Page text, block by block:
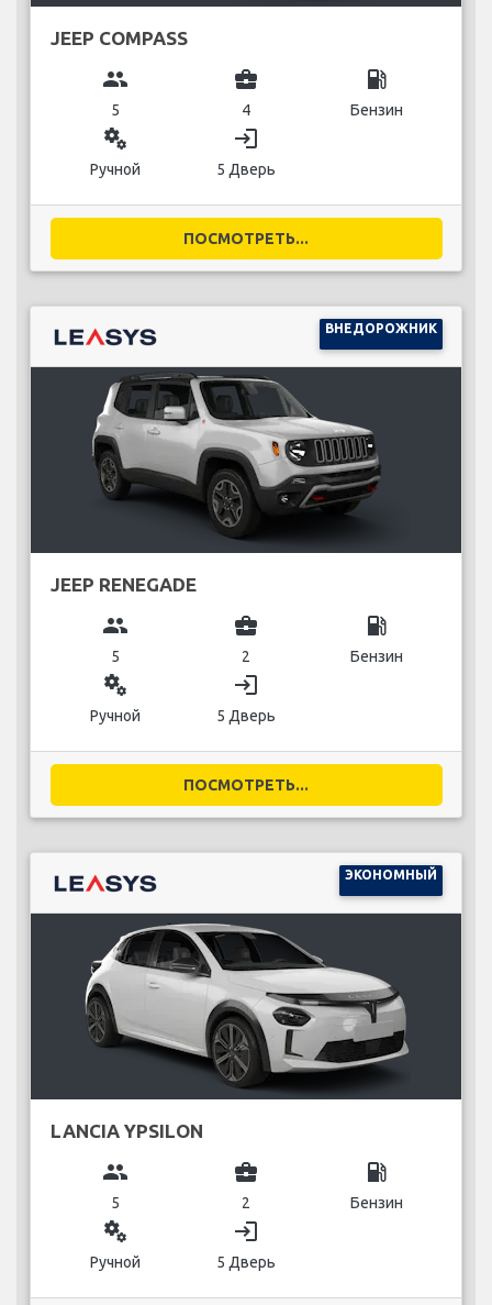
JEEP COMPASS
group
5
business_center
4
local_gas_station
Бензин
miscellaneous_services
Ручной
login
5 Дверь
ПОСМОТРЕТЬ...
ВНЕДОРОЖНИК
JEEP RENEGADE
group
5
business_center
2
local_gas_station
Бензин
miscellaneous_services
Ручной
login
5 Дверь
ПОСМОТРЕТЬ...
ЭКОНОМНЫЙ
LANCIA YPSILON
group
5
business_center
2
local_gas_station
Бензин
miscellaneous_services
Ручной
login
5 Дверь